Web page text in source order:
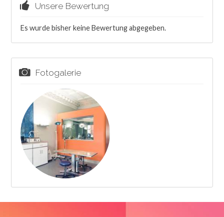
Unsere Bewertung
Es wurde bisher keine Bewertung abgegeben.
Fotogalerie